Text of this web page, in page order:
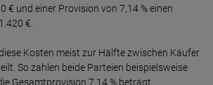
€ und einer Provision von 7,14 % einen
€.
Kosten meist zur Hälfte zwischen Käufer
So zahlen beide Parteien beispiel­sweise
Gesamt­provision 7,14 % beträgt.